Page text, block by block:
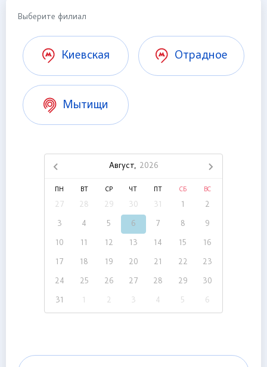
Выберите филиал
Киевская Отрадное
Мытищи
Август, 2026
ПН ВТ СР ЧТ СБ ВС
27 28 29 30 31 1 2
3 4 5 6 7 8 9
10 11 12 13 14 15 16
17 18 19 20 21 22 23
24 25 26 27 28 29 30
31 1 2 3 4 5 6